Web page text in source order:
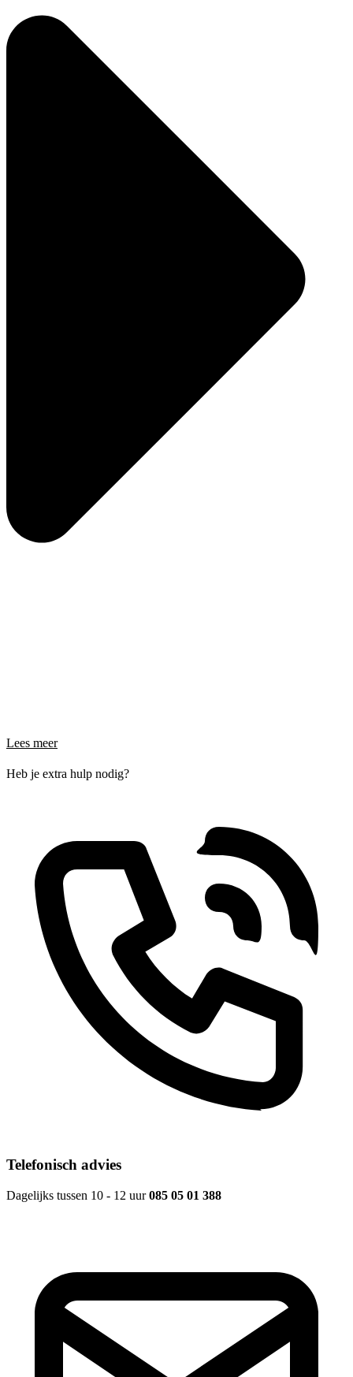
Lees meer
Heb je extra hulp nodig?
Telefonisch advies
Dagelijks tussen 10 - 12 uur085 05 01 388